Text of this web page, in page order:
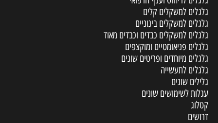
גלגלים למשקלים קלים
גלגלים למשקלים בינוניים
גלגלים למשקלים כבדים וכבדים מאוד
גלגלים פניאומטיים ומוקצפים
גלגלים מיוחדים ופריטים שונים
גלגלים לתעשייה
גלילים שונים
עגלות לשימושים שונים
קטלוג
דרושים